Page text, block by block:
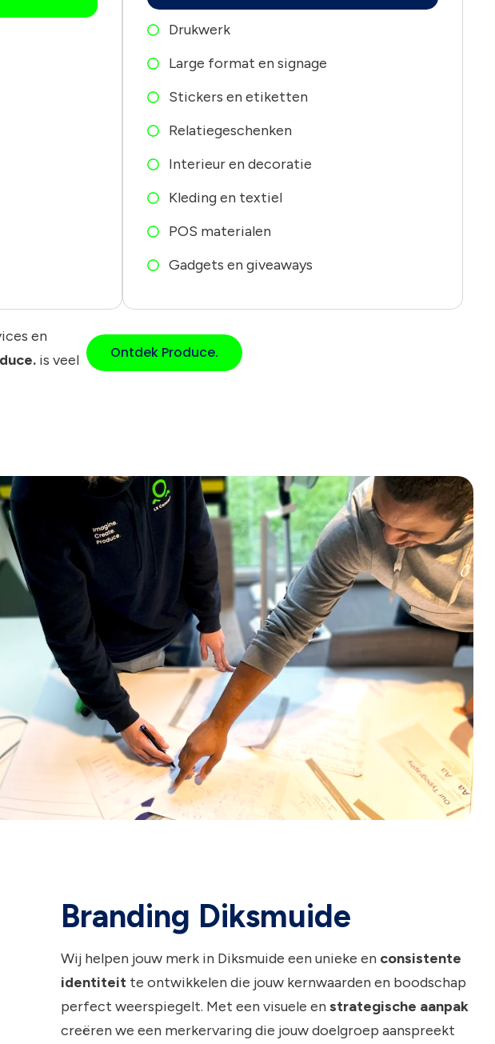
Drukwerk
Large format en signage
Stickers en etiketten
Relatiegeschenken
Interieur en decoratie
Kleding en textiel
POS materialen
Gadgets en giveaways
en
is veel
Ontdek Produce.
Branding Diksmuide
Wij helpen jouw merk in Diksmuide een unieke en consistente
identiteit te ontwikkelen die jouw kernwaarden en boodschap
perfect weerspiegelt. Met een visuele enstrategische aanpak
creëren we een merkervaring die jouw doelgroep aanspreekt